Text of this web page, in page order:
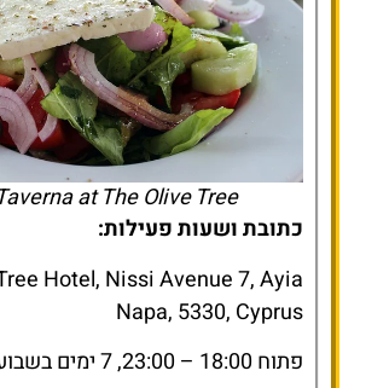
at The Olive Tree
כתובת ושעות פעילות:
Hotel, Nissi Avenue 7, Ayia
Napa, 5330, Cyprus
פתוח 18:00 – 23:00, 7 ימים בשבוע